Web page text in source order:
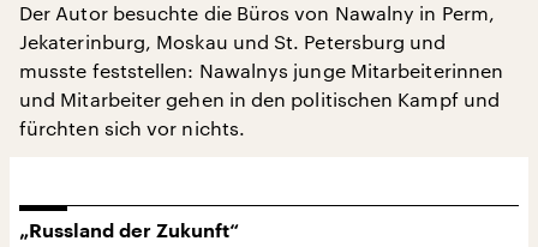
Der Autor besuchte die Büros von Nawalny in Perm,
Jekaterinburg, Moskau und St. Petersburg und
musste feststellen: Nawalnys junge Mitarbeiterinnen
und Mitarbeiter gehen in den politischen Kampf und
fürchten sich vor nichts.
„Russland der Zukunft“